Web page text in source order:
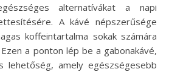
alternatívákat a napi
A kávé népszerűsége
koffeintartalma sokak számára
a ponton lép be a gabonakávé,
lehetőség, amely egészségesebb